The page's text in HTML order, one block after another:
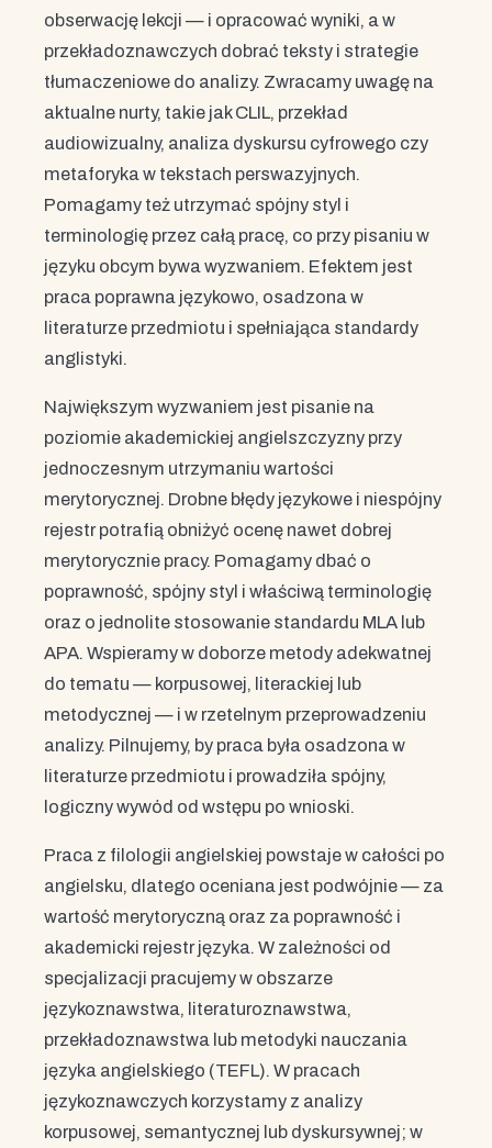
obserwację lekcji — i opracować wyniki, a w
przekładoznawczych dobrać teksty i strategie
tłumaczeniowe do analizy. Zwracamy uwagę na
aktualne nurty, takie jak CLIL, przekład
audiowizualny, analiza dyskursu cyfrowego czy
metaforyka w tekstach perswazyjnych.
Pomagamy też utrzymać spójny styl i
terminologię przez całą pracę, co przy pisaniu w
języku obcym bywa wyzwaniem. Efektem jest
praca poprawna językowo, osadzona w
literaturze przedmiotu i spełniająca standardy
anglistyki.
Największym wyzwaniem jest pisanie na
poziomie akademickiej angielszczyzny przy
jednoczesnym utrzymaniu wartości
merytorycznej. Drobne błędy językowe i niespójny
rejestr potrafią obniżyć ocenę nawet dobrej
merytorycznie pracy. Pomagamy dbać o
poprawność, spójny styl i właściwą terminologię
oraz o jednolite stosowanie standardu MLA lub
APA. Wspieramy w doborze metody adekwatnej
do tematu — korpusowej, literackiej lub
metodycznej — i w rzetelnym przeprowadzeniu
analizy. Pilnujemy, by praca była osadzona w
literaturze przedmiotu i prowadziła spójny,
logiczny wywód od wstępu po wnioski.
Praca z filologii angielskiej powstaje w całości po
angielsku, dlatego oceniana jest podwójnie — za
wartość merytoryczną oraz za poprawność i
akademicki rejestr języka. W zależności od
specjalizacji pracujemy w obszarze
językoznawstwa, literaturoznawstwa,
przekładoznawstwa lub metodyki nauczania
języka angielskiego (TEFL). W pracach
językoznawczych korzystamy z analizy
korpusowej, semantycznej lub dyskursywnej; w